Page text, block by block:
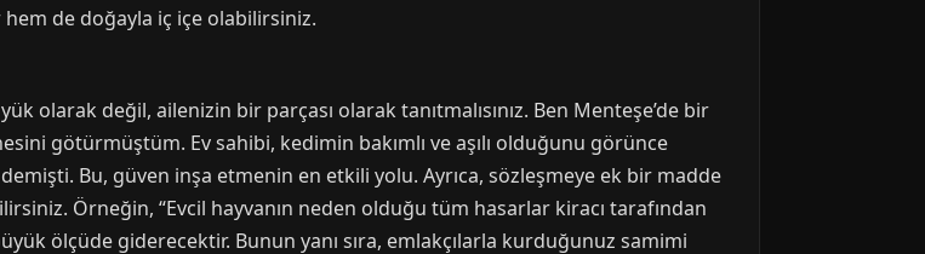
hem de doğayla iç içe olabilirsiniz.
olarak değil, ailenizin bir parçası olarak tanıtmalısınız. Ben Menteşe’de bir
götürmüştüm. Ev sahibi, kedimin bakımlı ve aşılı olduğunu görünce
Bu, güven inşa etmenin en etkili yolu. Ayrıca, sözleşmeye ek bir madde
Örneğin, “Evcil hayvanın neden olduğu tüm hasarlar kiracı tarafından
ölçüde giderecektir. Bunun yanı sıra, emlakçılarla kurduğunuz samimi